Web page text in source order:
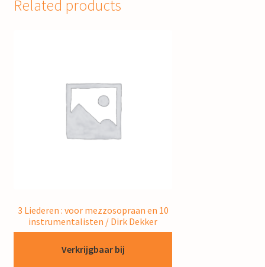
Related products
3 Liederen : voor mezzosopraan en 10
instrumentalisten / Dirk Dekker
Verkrijgbaar bij